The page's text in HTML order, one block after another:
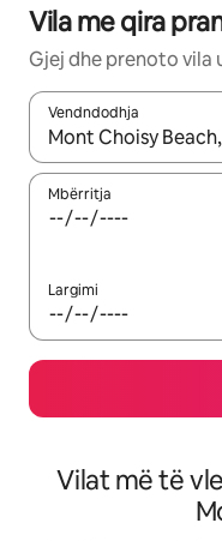
Vila me qira
Gjej dhe prenoto vila
Vendndodhja
Kur rezultatet të jenë
Mbërritja
Largimi
Vilat më të